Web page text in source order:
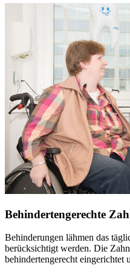
Behindertengerechte
Behinderungen lähmen das
berücksichtigt werden. Die
behindertengerecht eingerichtet